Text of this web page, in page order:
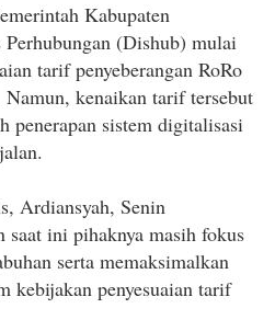
Kabupaten
(Dishub) mulai
tarif penyeberangan RoRo
kenaikan tarif tersebut
penerapan sistem digitalisasi
Ardiansyah, Senin
saat ini pihaknya masih fokus
serta memaksimalkan
kebijakan penyesuaian tarif